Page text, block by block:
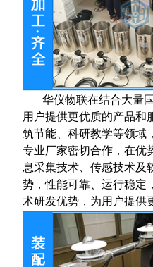
华仪物联在结合大量
用户提供更优质的产品和
筑节能、科研教学等领域
专业厂家密切合作，在优
息采集技术、传感技术及
势，性能可靠、运行稳定
术研发优势，为用户提供